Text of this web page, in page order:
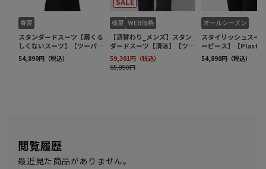
閲覧履歴
最近見た商品がありません。